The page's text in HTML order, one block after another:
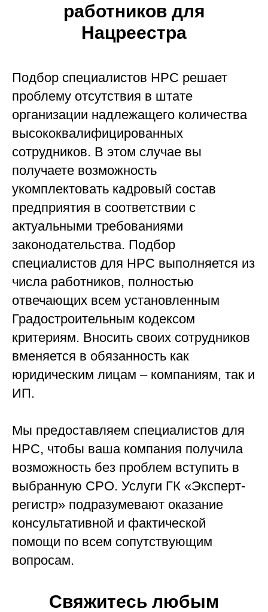
работников для
Нацреестра
Подбор специалистов НРС решает
проблему отсутствия в штате
организации надлежащего количества
высококвалифицированных
сотрудников. В этом случае вы
получаете возможность
укомплектовать кадровый состав
предприятия в соответствии с
актуальными требованиями
законодательства. Подбор
специалистов для НРС выполняется из
числа работников, полностью
отвечающих всем установленным
Градостроительным кодексом
критериям. Вносить своих сотрудников
вменяется в обязанность как
юридическим лицам – компаниям, так и
ИП.
Мы предоставляем специалистов для
НРС, чтобы ваша компания получила
возможность без проблем вступить в
выбранную СРО. Услуги ГК «Эксперт-
регистр» подразумевают оказание
консультативной и фактической
помощи по всем сопутствующим
вопросам.
Свяжитесь любым